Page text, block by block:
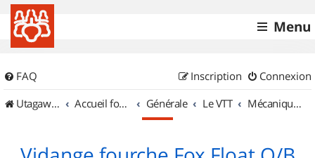
Menu
FAQ Connexion
Inscription
UtagawaVTT (Randos VTT et VTTAE avec traces GPS)
Accueil forum Générale Le VTT Mécanique et Entretiens